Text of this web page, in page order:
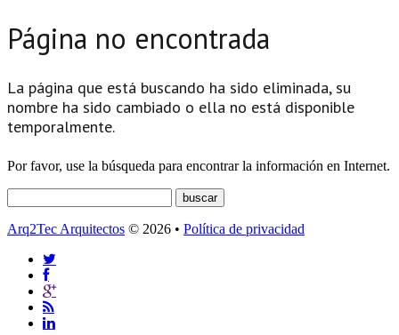
Página no encontrada
La página que está buscando ha sido eliminada, su
nombre ha sido cambiado o ella no está disponible
temporalmente.
Por favor, use la búsqueda para encontrar la información en Internet.
Arq2Tec Arquitectos © 2026 • Política de privacidad